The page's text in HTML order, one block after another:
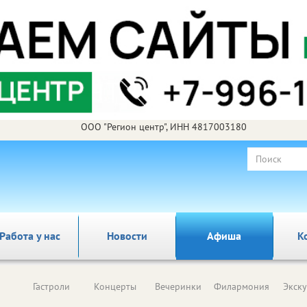
ООО "Регион центр", ИНН 4817003180
у нас Новости Афиша
Гастроли Концерты Вечеринки Филармония